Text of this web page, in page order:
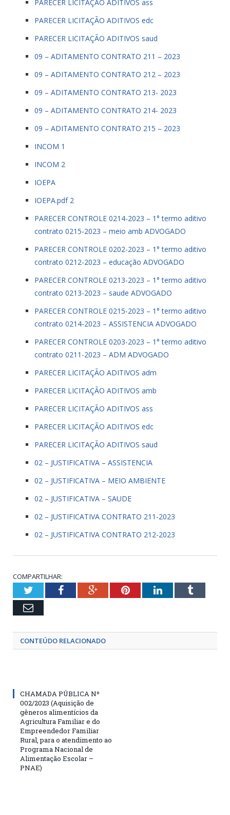
PARECER LICITAÇÃO ADITIVOS ass
PARECER LICITAÇÃO ADITIVOS edc
PARECER LICITAÇÃO ADITIVOS saud
09 – ADITAMENTO CONTRATO 211 – 2023
09 – ADITAMENTO CONTRATO 212 – 2023
09 – ADITAMENTO CONTRATO 213- 2023
09 – ADITAMENTO CONTRATO 214- 2023
09 – ADITAMENTO CONTRATO 215 – 2023
INCOM 1
INCOM 2
IOEPA
IOEPA.pdf 2
PARECER CONTROLE 0214-2023 – 1° termo aditivo
contrato 0215-2023 – meio amb ADVOGADO
PARECER CONTROLE 0202-2023 – 1° termo aditivo
contrato 0212-2023 – educação ADVOGADO
PARECER CONTROLE 0213-2023 – 1° termo aditivo
contrato 0213-2023 – saude ADVOGADO
PARECER CONTROLE 0215-2023 – 1° termo aditivo
contrato 0214-2023 – ASSISTENCIA ADVOGADO
PARECER CONTROLE 0203-2023 – 1° termo aditivo
contrato 0211-2023 – ADM ADVOGADO
PARECER LICITAÇÃO ADITIVOS adm
PARECER LICITAÇÃO ADITIVOS amb
PARECER LICITAÇÃO ADITIVOS ass
PARECER LICITAÇÃO ADITIVOS edc
PARECER LICITAÇÃO ADITIVOS saud
02 – JUSTIFICATIVA – ASSISTENCIA
02 – JUSTIFICATIVA – MEIO AMBIENTE
02 – JUSTIFICATIVA – SAUDE
02 – JUSTIFICATIVA CONTRATO 211-2023
02 – JUSTIFICATIVA CONTRATO 212-2023
COMPARTILHAR:
TwitterFacebookGoogle+PinterestLinkedInTumblr
Email
CONTEÚDO RELACIONADO
CHAMADA PÚBLICA Nº
002/2023 (Aquisição de
gêneros alimentícios da
Agricultura Familiar e do
Empreendedor Familiar
Rural, para o atendimento ao
Programa Nacional de
Alimentação Escolar –
PNAE)